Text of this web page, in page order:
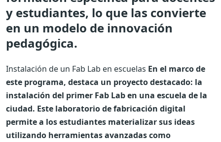
y estudiantes, lo que las convierte
en un modelo de innovación
pedagógica.
Instalación de un Fab Lab en escuelas En el marco de
este programa, destaca un proyecto destacado: la
instalación del primer Fab Lab en una escuela de la
ciudad. Este laboratorio de fabricación digital
permite a los estudiantes materializar sus ideas
utilizando herramientas avanzadas como